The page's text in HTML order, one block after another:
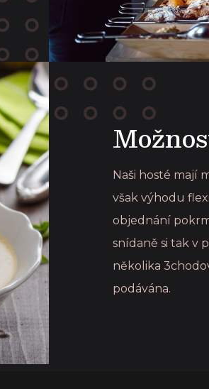
Naši hosté mají
však výhodu
objednání
snídaně si tak v
několika
podávána.